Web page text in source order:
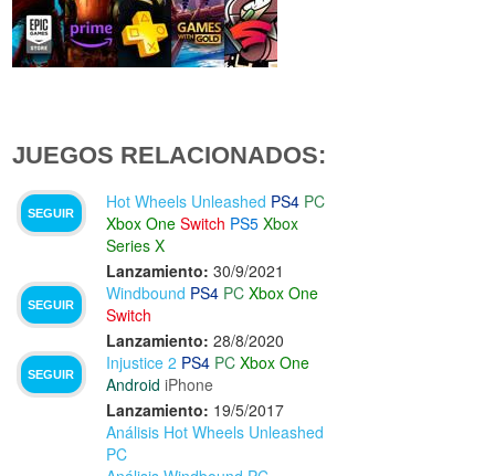
JUEGOS RELACIONADOS:
SEGUIR
Hot Wheels Unleashed PS4 PC
Xbox One Switch PS5 Xbox
Series X
Lanzamiento: 30/9/2021
SEGUIR
Windbound PS4 PC Xbox One
Switch
Lanzamiento: 28/8/2020
SEGUIR
Injustice 2 PS4 PC Xbox One
Android iPhone
Lanzamiento: 19/5/2017
Análisis Hot Wheels Unleashed
PC